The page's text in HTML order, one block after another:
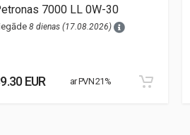
7000 LL 0W-30
8 dienas (17.08.2026)
EUR ar PVN 21%